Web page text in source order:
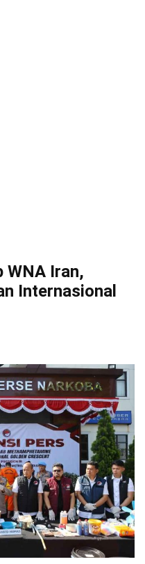
WNA Iran,
Internasional